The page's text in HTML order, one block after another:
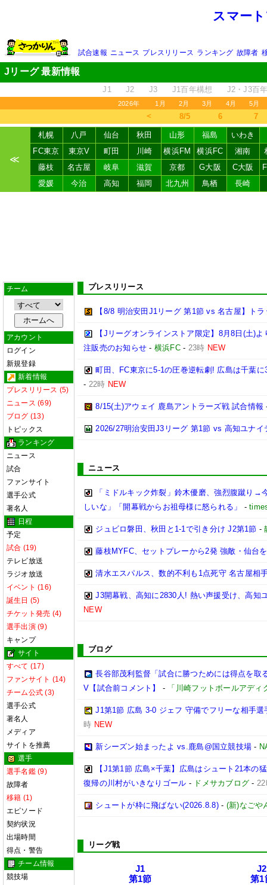
スマー
試合速報 ニュース プレスリリース ランキング 故障者
Jリーグ 最新情報
J1 J2 J3 J1百年構想 J2・J3百
2026年 1月 2月 3月 4月 5月
＜ 8/5 6 7
≪
札幌 八戸 仙台 秋田 山形 福島
いわき
FC東京
東京V 町田 川崎 横浜FM 横浜FC 湘南
藤枝
名古屋 岐阜 滋賀 京都 G大阪 C大阪
愛媛
今治 高知 福岡 北九州 鳥栖 長崎
チーム
アカウント
ログイン
新規登録
新着情報
プレスリリース (5)
ニュース (69)
ブログ (13)
トピックス
ランキング
ニュース
試合
ファンサイト
選手公式
著名人
日程
予定
試合 (19)
テレビ放送
ラジオ放送
イベント (16)
誕生日 (5)
チケット発売 (4)
選手出演 (9)
キャンプ
サイト
すべて (17)
ファンサイト (14)
チーム公式 (3)
選手公式
著名人
メディア
サイトを推薦
選手
選手名鑑 (9)
故障者
移籍 (1)
エピソード
契約状況
出場時間
得点・警告
チーム情報
競技場
プレスリリース
【8/8 明治安田J1リーグ 第1節 vs 名古屋】ト
【Jリーグオンラインストア限定】8月8日(土)
注販売のお知らせ - 横浜FC - 23時 NEW
町田、FC東京に5-1の圧巻逆転劇! 広島は千葉
- 22時 NEW
8/15(土)アウェイ 鹿島アントラーズ戦 試合情報
2026/27明治安田J3リーグ 第1節 vs 高知ユナイ
ニュース
「ミドルキック炸裂」鈴木優磨、強烈腹蹴り
しいな」「開幕戦からお祖母様に怒られる」
-
ジュビロ磐田、秋田と1-1で引き分け J2第1節 -
藤枝MYFC、セットプレーから2発 強敵・仙台
清水エスパルス、数的不利も1点死守 名古屋相
J3開幕戦、高知に2830人! 熱い声援受け、高知
NEW
ブログ
長谷部茂利監督「試合に勝つためには得点を
V【試合前コメント】
- 「川崎フットボールアディ
J1第1節 広島 3-0 ジェフ 守備でフリーな相手
時 NEW
新シーズン始まったよ vs.鹿島@国立競技場 -
【J1第1節 広島×千葉】広島はシュート21本の
復帰の川村がいきなりゴール - ドメサカブログ - 22
シュートが枠に飛ばない(2026.8.8)- (新)なごや
リーグ戦
J1
第1節
J2
第1